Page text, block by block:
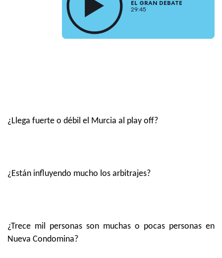
EL GRAN DEBATE
29:45
¿Llega fuerte o débil el Murcia al play off?
¿Están influyendo mucho los arbitrajes?
¿Trece mil personas son muchas o pocas personas en
Nueva Condomina?